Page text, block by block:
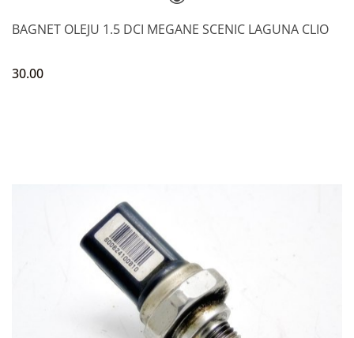
BAGNET OLEJU 1.5 DCI MEGANE SCENIC LAGUNA CLIO
30.00